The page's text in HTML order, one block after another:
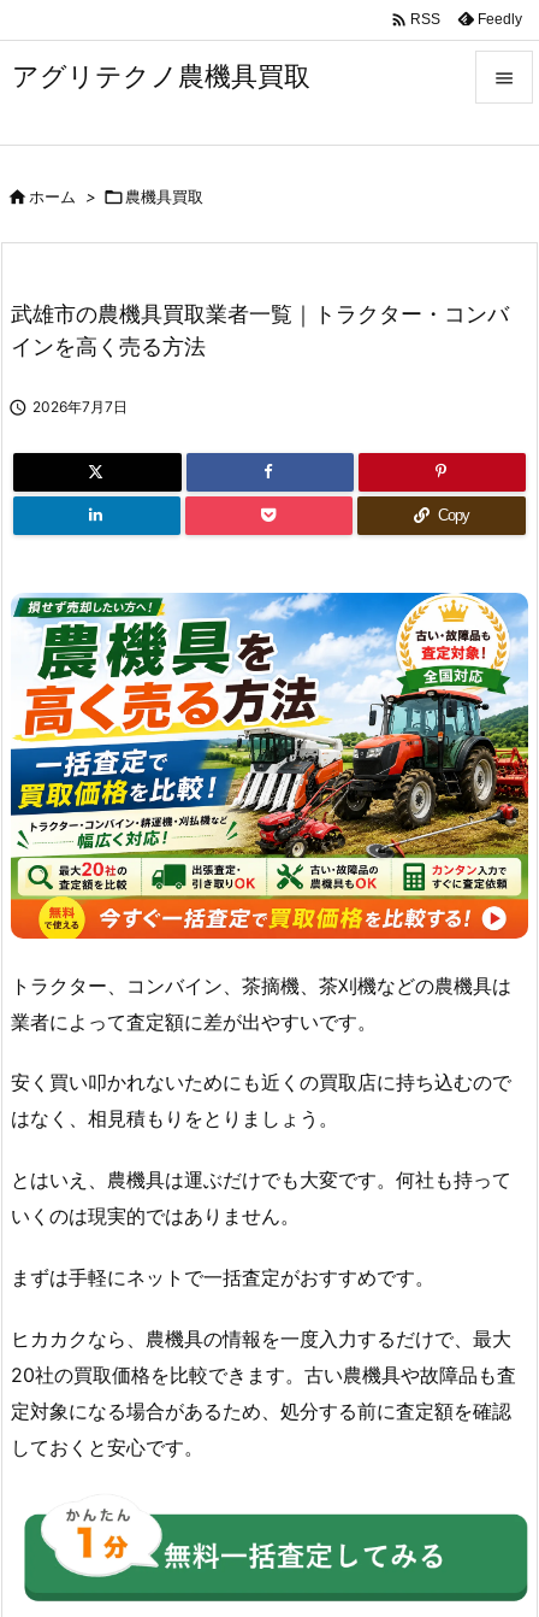
アグリテクノ農機具買取 


 RSS Feedly
ホーム > 農機具買取
武雄市の農機具買取業者一覧｜トラクター・コンバ
インを高く売る方法
 2026年7月7日
Copy
トラクター、コンバイン、茶摘機、茶刈機などの農機具は
業者によって査定額に差が出やすいです。
安く買い叩かれないためにも近くの買取店に持ち込むので
はなく、相見積もりをとりましょう。
とはいえ、農機具は運ぶだけでも大変です。何社も持って
いくのは現実的ではありません。
まずは手軽にネットで一括査定がおすすめです。
ヒカカクなら、農機具の情報を一度入力するだけで、最大
20社の買取価格を比較できます。古い農機具や故障品も査
定対象になる場合があるため、処分する前に査定額を確認
しておくと安心です。